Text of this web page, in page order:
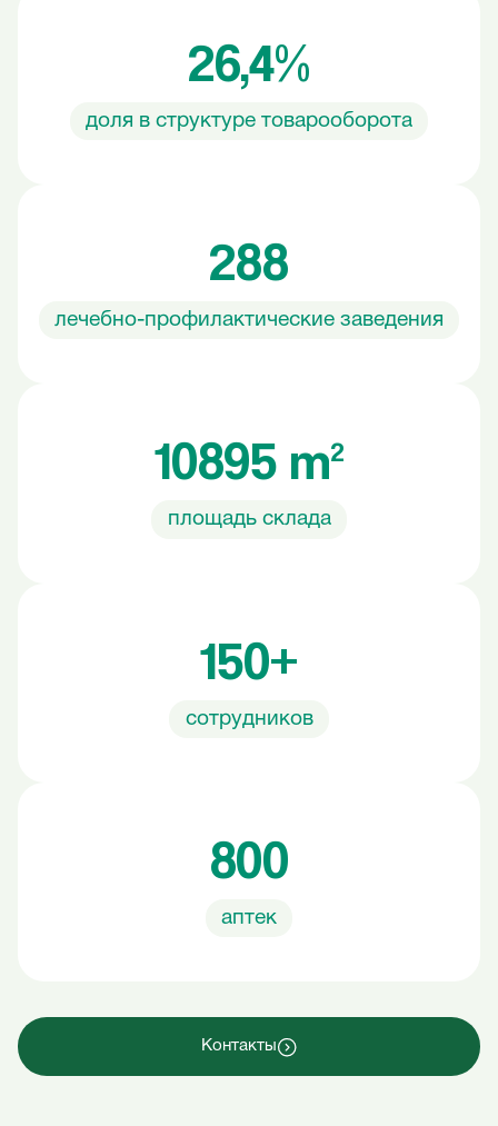
26,4%
доля в структуре товарооборота
288
лечебно-профилактические заведения
10895 m²
площадь склада
150+
сотрудников
800
аптек
Контакты